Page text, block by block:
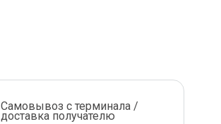
Самовывоз с терминала /
доставка получателю